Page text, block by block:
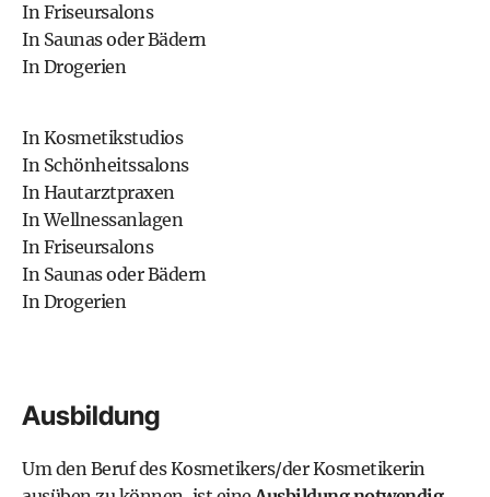
In Friseursalons
In Saunas oder Bädern
In Drogerien
In Kosmetikstudios
In Schönheitssalons
In Hautarztpraxen
In Wellnessanlagen
In Friseursalons
In Saunas oder Bädern
In Drogerien
Ausbildung
Um den Beruf des Kosmetikers/der Kosmetikerin